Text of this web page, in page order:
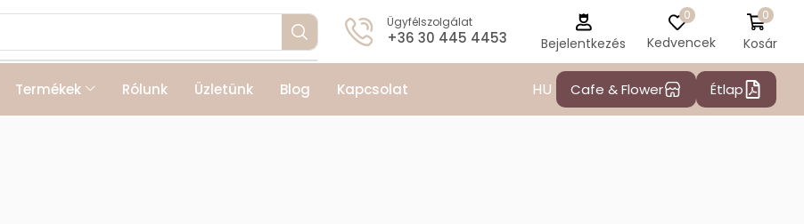
Ügyfélszolgálat
+36 30 445 4453 Bejelentkezés
0
Kedvencek
0
Kosár
Termékek Rólunk Üzletünk Blog Kapcsolat HU Cafe & Flower Étlap